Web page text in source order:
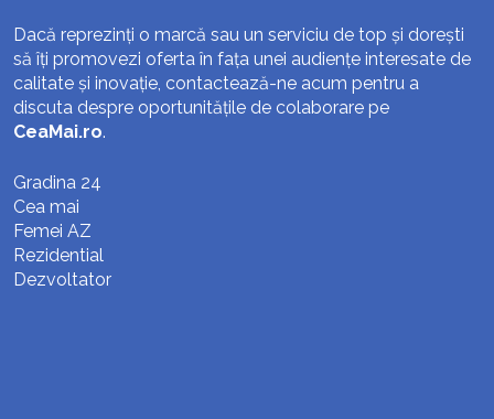
Dacă reprezinți o marcă sau un serviciu de top și dorești
să îți promovezi oferta în fața unei audiențe interesate de
calitate și inovație, contactează-ne acum pentru a
discuta despre oportunitățile de colaborare pe
CeaMai.ro.
Gradina 24
Cea mai
Femei AZ
Rezidential
Dezvoltator